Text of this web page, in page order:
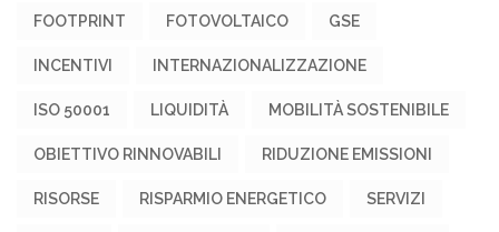
FOOTPRINT FOTOVOLTAICO GSE
INCENTIVI INTERNAZIONALIZZAZIONE
ISO 50001 LIQUIDITÀ MOBILITÀ SOSTENIBILE
OBIETTIVO RINNOVABILI RIDUZIONE EMISSIONI
RISORSE RISPARMIO ENERGETICO SERVIZI